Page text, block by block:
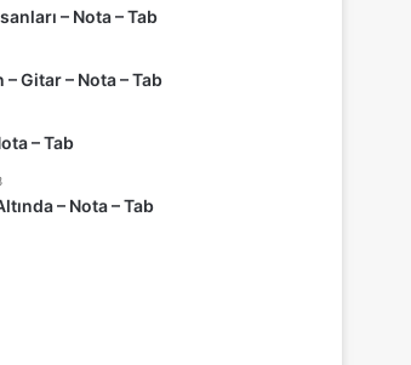
– Nota – Tab
– Gitar – Nota – Tab
– Tab
– Nota – Tab